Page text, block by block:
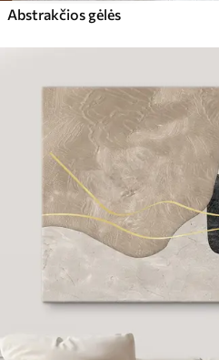
Abstrakčios gėlės